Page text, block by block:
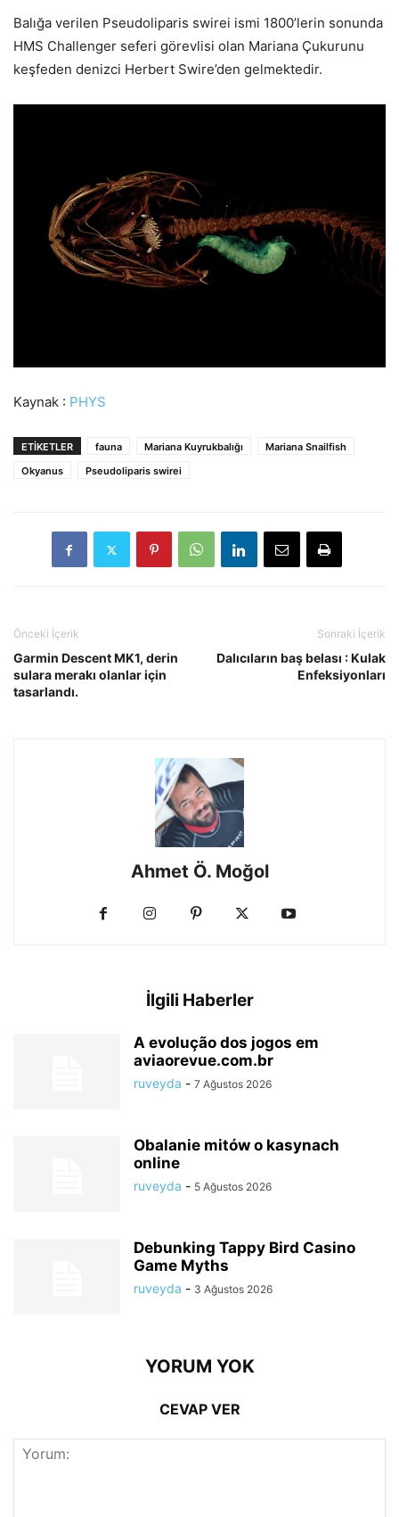
Balığa verilen Pseudoliparis swirei ismi 1800’lerin sonunda
HMS Challenger seferi görevlisi olan Mariana Çukurunu
keşfeden denizci Herbert Swire’den gelmektedir.
Kaynak : PHYS
ETIKETLER fauna Mariana Kuyrukbalığı
Mariana Snailfish
Okyanus
Pseudoliparis swirei
Önceki İçerik
Garmin Descent MK1, derin
sulara merakı olanlar için
tasarlandı.
Sonraki İçerik
Dalıcıların baş belası : Kulak
Enfeksiyonları
Ahmet Ö. Moğol
İlgili Haberler
A evolução dos jogos em
aviaorevue.com.br
ruveyda - 7 Ağustos 2026
Obalanie mitów o kasynach
online
ruveyda - 5 Ağustos 2026
Debunking Tappy Bird Casino
Game Myths
ruveyda - 3 Ağustos 2026
YORUM YOK
CEVAP VER